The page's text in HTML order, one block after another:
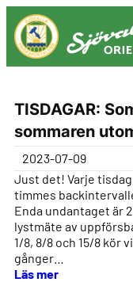
Hoppa
till
innehåll
TISDAGAR:
sommaren
2023-07-09
Just det! Varje
timmes
Enda undantaget är
lystmäte av
1/8, 8/8 och 15/8 kör
gånger…
Läs mer